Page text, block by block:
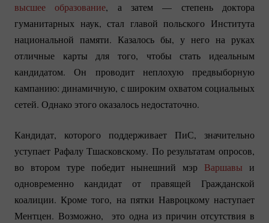
высшее образование, а затем — степень доктора
гуманитарных наук, стал главой польского Института
национальной памяти. Казалось бы, у него на руках
отличные карты для того, чтобы стать идеальным
кандидатом. Он проводит неплохую предвыборную
кампанию: динамичную, с широким охватом социальных
сетей. Однако этого оказалось недостаточно.
Кандидат, которого поддерживает ПиС, значительно
уступает Рафалу Тшасковскому. По результатам опросов,
во втором туре победит нынешний мэр Варшавы и
одновременно кандидат от правящей Гражданской
коалиции. Кроме того, на пятки Навроцкому наступает
Ментцен. Возможно, это одна из причин отсутствия в